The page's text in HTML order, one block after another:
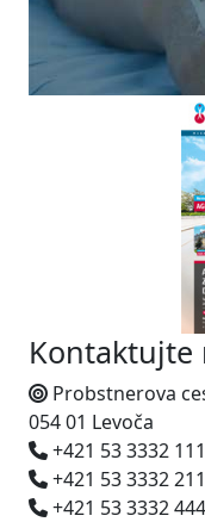
Kontaktujte
Probstnerova
054 01 Levoča
+421 53 3332
+421 53 3332
+421 53 3332